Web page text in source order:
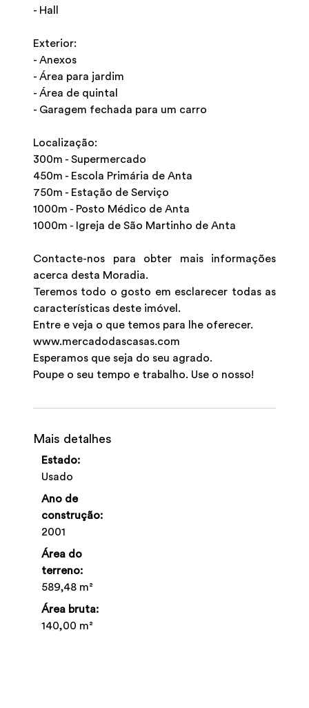
- Hall
Exterior:
- Anexos
- Área para jardim
- Área de quintal
- Garagem fechada para um carro
Localização:
300m - Supermercado
450m - Escola Primária de Anta
750m - Estação de Serviço
1000m - Posto Médico de Anta
1000m - Igreja de São Martinho de Anta
Contacte-nos para obter mais informações
acerca desta Moradia.
Teremos todo o gosto em esclarecer todas as
características deste imóvel.
Entre e veja o que temos para lhe oferecer.
www.mercadodascasas.com
Esperamos que seja do seu agrado.
Poupe o seu tempo e trabalho. Use o nosso!
Mais detalhes
Estado:
Usado
Ano de
construção:
2001
Área do
terreno:
589,48 m²
Área bruta:
140,00 m²